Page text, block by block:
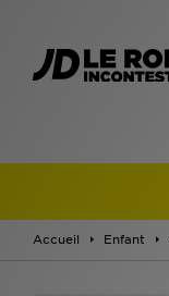
Accueil Enfant